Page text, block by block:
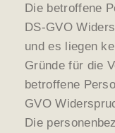
Die betroffene
DS-GVO
und es liegen
Gründe für die
betroffene
GVO
Die